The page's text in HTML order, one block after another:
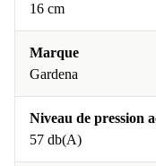
16 cm
Marque
Gardena
Niveau de pression
57 db(A)